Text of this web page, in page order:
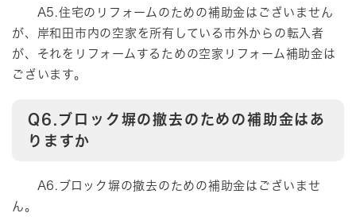
A5.住宅のリフォームのための補助金はございません
が、岸和田市内の空家を所有している市外からの転入者
が、それをリフォームするための空家リフォーム補助金は
ございます。
Q6.ブロック塀の撤去のための補助金はあ
りますか
A6.ブロック塀の撤去のための補助金はございませ
ん。